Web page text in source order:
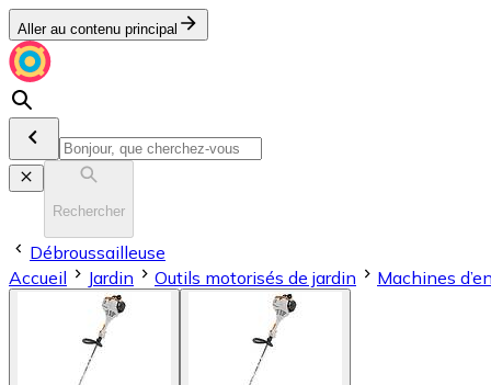
Aller au contenu principal
Rechercher
Débroussailleuse
Accueil
Jardin Outils motorisés de jardin Machines